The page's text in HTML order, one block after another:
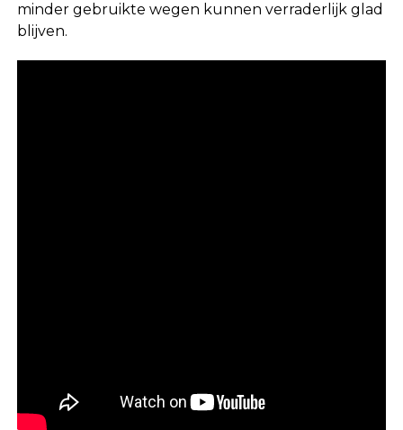
minder gebruikte wegen kunnen verraderlijk glad
blijven.